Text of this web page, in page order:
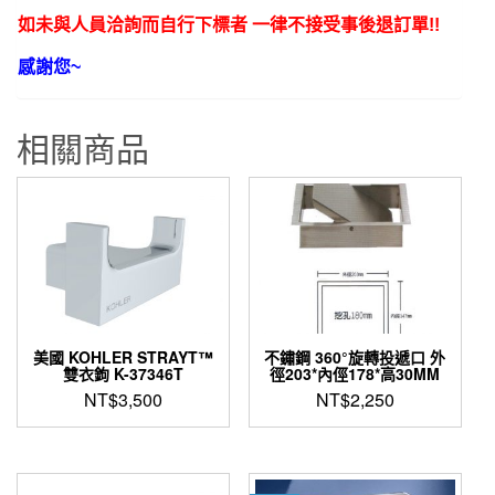
如未與人員洽詢而自行下標者 一律不接受事後退訂單!!
感謝您~
相關商品
美國 KOHLER STRAYT™
雙衣鉤 K-37346T
NT$3,500
不鏽鋼 360°旋轉投遞口 外
徑203*內俓178*高30MM
NT$2,250